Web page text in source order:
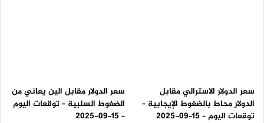
سعر الدولار الاسترالي مقابل
الدولار محاط بالضغوط الإيجابية –
توقعات اليوم – 15-09-2025
سعر الدولار مقابل الين يعاني من
الضغوط السلبية – توقعات اليوم
– 15-09-2025